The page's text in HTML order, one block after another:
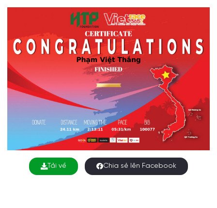
Tải về Chia sẻ lên Facebook